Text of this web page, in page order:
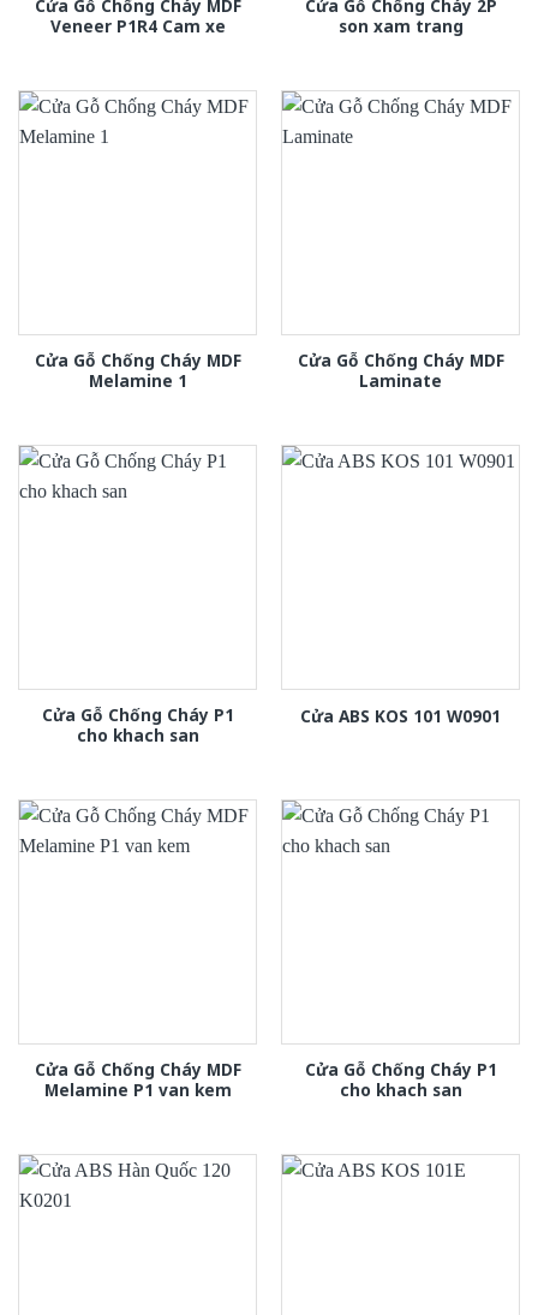
Cửa Gỗ Chống Cháy MDF
Veneer P1R4 Cam xe
Cửa Gỗ Chống Cháy 2P
son xam trang
Cửa Gỗ Chống Cháy MDF
Melamine 1
Cửa Gỗ Chống Cháy MDF
Laminate
Cửa Gỗ Chống Cháy P1
cho khach san
Cửa ABS KOS 101 W0901
Cửa Gỗ Chống Cháy MDF
Melamine P1 van kem
Cửa Gỗ Chống Cháy P1
cho khach san